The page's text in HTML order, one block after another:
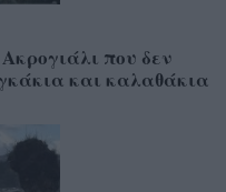
που δεν
και καλαθάκια